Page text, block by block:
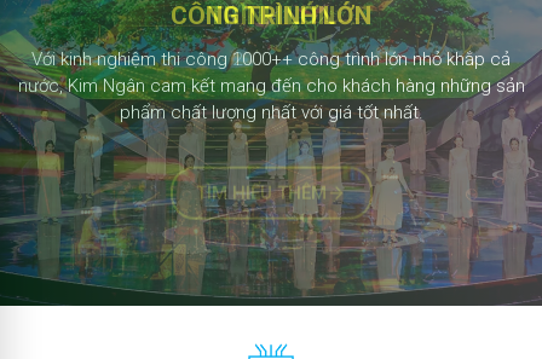
2.000+ công trình
CÔNG TRÌNH LỚN
Với kinh nghiệm thi công 1000++ công trình lớn nhỏ khắp cả
nước, Kim Ngân cam kết mang đến cho khách hàng những sản
phẩm chất lượng nhất với giá tốt nhất.
TÌM HIỂU THÊM